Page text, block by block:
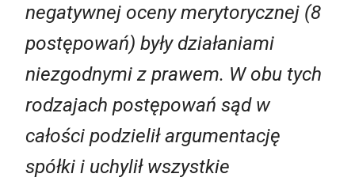
negatywnej oceny merytorycznej (8
postępowań) były działaniami
niezgodnymi z prawem. W obu tych
rodzajach postępowań sąd w
całości podzielił argumentację
spółki i uchylił wszystkie